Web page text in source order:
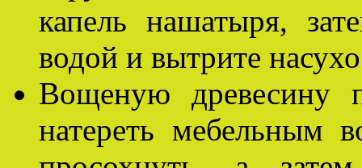
капель нашатыря,
водой и вытрите
Вощеную древесину
натереть мебельным